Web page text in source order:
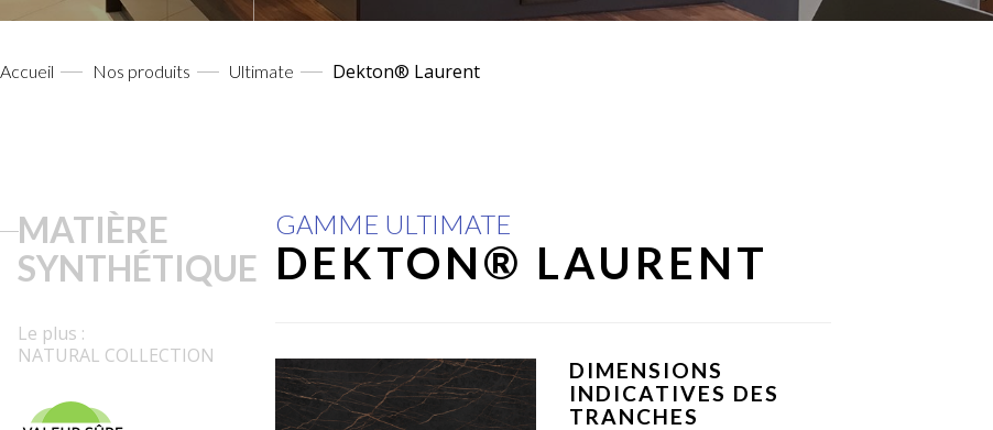
Accueil Nos produits Ultimate Dekton® Laurent
MATIÈRE
SYNTHÉTIQUE
Le plus :
NATURAL COLLECTION
GAMME ULTIMATE
DEKTON® LAURENT
DIMENSIONS
INDICATIVES DES
TRANCHES